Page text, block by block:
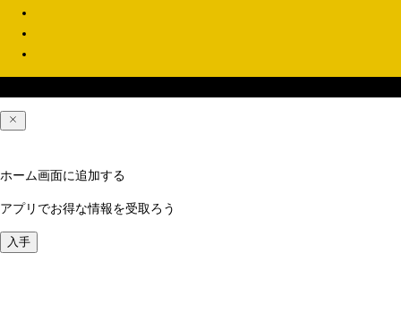
ホーム画面に追加する
アプリでお得な情報を受取ろう
入手